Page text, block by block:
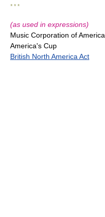
* * *
(as used in expressions)
Music Corporation of America
America's Cup
British North America Act